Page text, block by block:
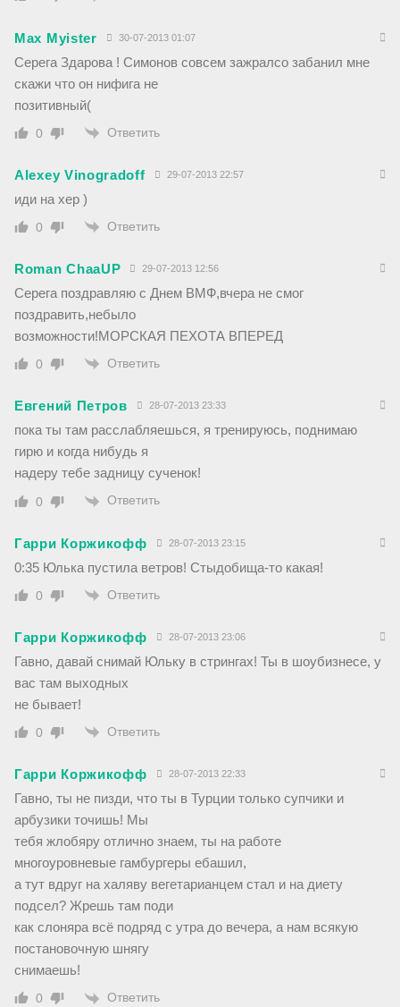
Max Myister 30-07-2013 01:07
Серега Здарова ! Симонов совсем зажралсо забанил мне
скажи что он нифига не
позитивный(
0 Ответить
Alexey Vinogradoff 29-07-2013 22:57
иди на хер )
0 Ответить
Roman ChaaUP 29-07-2013 12:56
Серега поздравляю с Днем ВМФ,вчера не смог
поздравить,небыло
возможности!МОРСКАЯ ПЕХОТА ВПЕРЕД
0 Ответить
Евгений Петров 28-07-2013 23:33
пока ты там расслабляешься, я тренируюсь, поднимаю
гирю и когда нибудь я
надеру тебе задницу сученок!
0 Ответить
Гарри Коржикофф 28-07-2013 23:15
0:35 Юлька пустила ветров! Стыдобища-то какая!
0 Ответить
Гарри Коржикофф 28-07-2013 23:06
Гавно, давай снимай Юльку в стрингах! Ты в шоубизнесе, у
вас там выходных
не бывает!
0 Ответить
Гарри Коржикофф 28-07-2013 22:33
Гавно, ты не пизди, что ты в Турции только супчики и
арбузики точишь! Мы
тебя жлобяру отлично знаем, ты на работе
многоуровневые гамбургеры ебашил,
а тут вдруг на халяву вегетарианцем стал и на диету
подсел? Жрешь там поди
как слоняра всё подряд с утра до вечера, а нам всякую
постановочную шнягу
снимаешь!
0 Ответить